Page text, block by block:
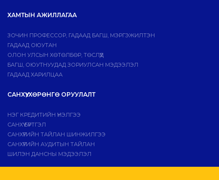
ХАМТЫН АЖИЛЛАГАА
ЗОЧИН ПРОФЕССОР, ГАДААД БАГШ, МЭРГЭЖИЛТЭН
ГАДААД ОЮУТАН
ОЛОН УЛСЫН ХӨТӨЛБӨР, ТӨСЛҮҮД
БАГШ, ОЮУТНУУДАД ЗОРИУЛСАН МЭДЭЭЛЭЛ
ГАДААД ХАРИЛЦАА
САНХҮҮ, ХӨРӨНГӨ ОРУУЛАЛТ
НЭГ КРЕДИТИЙН ҮНЭЛГЭЭ
САНХҮҮ БҮРТГЭЛ
САНХҮҮГИЙН ТАЙЛАН ШИНЖИЛГЭЭ
САНХҮҮГИЙН АУДИТЫН ТАЙЛАН
ШИЛЭН ДАНСНЫ МЭДЭЭЛЭЛ